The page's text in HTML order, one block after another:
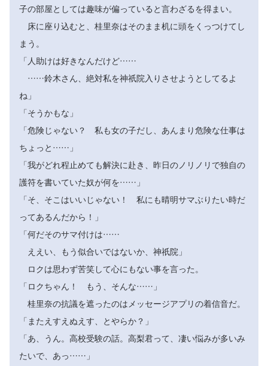
子の部屋としては趣味が偏っていると言わざるを得まい。
床に座り込むと、桂里奈はそのまま机に頭をくっつけてし
まう。
「人助けは好きなんだけど……
……鈴木さん、絶対私を神祇院入りさせようとしてるよ
ね」
「そうかもな」
「危険じゃない？ 私も女の子だし、あんまり危険な仕事は
ちょっと……」
「我がどれ程止めても解決に赴き、昨日のノリノリで独自の
護符を書いていた奴が何を……」
「そ、そこはいいじゃない！ 私にも晴明サマぶりたい時だ
ってあるんだから！」
「何だそのサマ付けは……
ええい、もう似合いではないか、神祇院」
ロクは思わず苦笑して心にもない事を言った。
「ロクちゃん！ もう、そんな……」
桂里奈の抗議を遮ったのはメッセージアプリの着信音だ。
「またえすえぬえす、とやらか？」
「あ、うん。高校受験の話。高梨君って、凄い悩みが多いみ
たいで、あっ……」